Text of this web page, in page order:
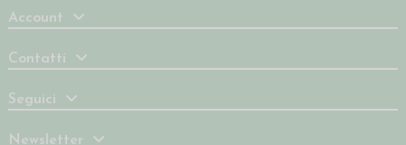
Account
Contatti
Seguici
Newsletter